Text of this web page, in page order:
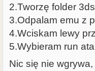
2.Tworzę folder
3.Odpalam emu z
4.Wciskam lewy
5.Wybieram run
Nic się nie